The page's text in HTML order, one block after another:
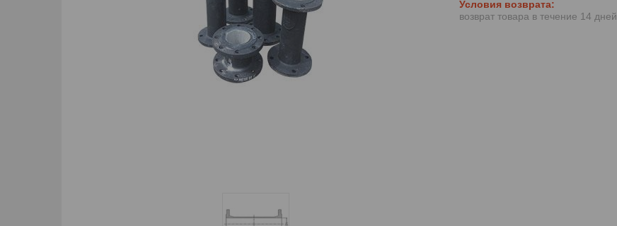
возврат товара в течение 14 дней